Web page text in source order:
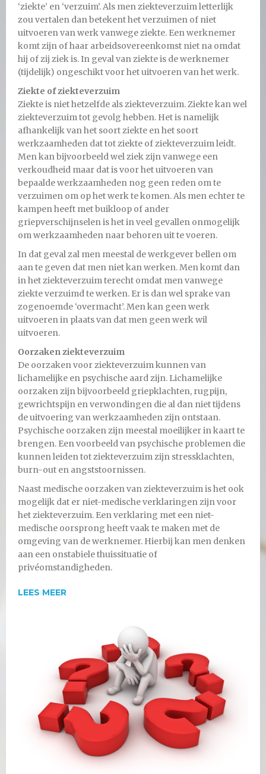
‘ziekte’ en ‘verzuim’. Als men ziekteverzuim letterlijk
zou vertalen dan betekent het verzuimen of niet
uitvoeren van werk vanwege ziekte. Een werknemer
komt zijn of haar arbeidsovereenkomst niet na omdat
hij of zij ziek is. In geval van ziekte is de werknemer
(tijdelijk) ongeschikt voor het uitvoeren van het werk.
Ziekte of ziekteverzuim
Ziekte is niet hetzelfde als ziekteverzuim. Ziekte kan wel
ziekteverzuim tot gevolg hebben. Het is namelijk
afhankelijk van het soort ziekte en het soort
werkzaamheden dat tot ziekte of ziekteverzuim leidt.
Men kan bijvoorbeeld wel ziek zijn vanwege een
verkoudheid maar dat is voor het uitvoeren van
bepaalde werkzaamheden nog geen reden om te
verzuimen om op het werk te komen. Als men echter te
kampen heeft met buikloop of ander
griepverschijnselen is het in veel gevallen onmogelijk
om werkzaamheden naar behoren uit te voeren.
In dat geval zal men meestal de werkgever bellen om
aan te geven dat men niet kan werken. Men komt dan
in het ziekteverzuim terecht omdat men vanwege
ziekte verzuimd te werken. Er is dan wel sprake van
zogenoemde ‘overmacht’. Men kan geen werk
uitvoeren in plaats van dat men geen werk wil
uitvoeren.
Oorzaken ziekteverzuim
De oorzaken voor ziekteverzuim kunnen van
lichamelijke en psychische aard zijn. Lichamelijke
oorzaken zijn bijvoorbeeld griepklachten, rugpijn,
gewrichtspijn en verwondingen die al dan niet tijdens
de uitvoering van werkzaamheden zijn ontstaan.
Psychische oorzaken zijn meestal moeilijker in kaart te
brengen. Een voorbeeld van psychische problemen die
kunnen leiden tot ziekteverzuim zijn stressklachten,
burn-out en angststoornissen.
Naast medische oorzaken van ziekteverzuim is het ook
mogelijk dat er niet-medische verklaringen zijn voor
het ziekteverzuim. Een verklaring met een niet-
medische oorsprong heeft vaak te maken met de
omgeving van de werknemer. Hierbij kan men denken
aan een onstabiele thuissituatie of
privéomstandigheden.
LEES MEER